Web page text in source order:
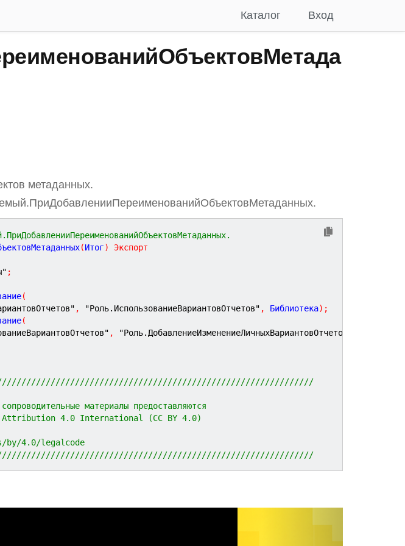
Вход
Каталог
метаданных.
(Итог) Экспорт
;
(
, "Роль.ИспользованиеВариантовОтчетов" , Библиотека) ;
(
, "Роль.ДобавлениеИзменениеЛичныхВариантовОтчетов"
материалы предоставляются
Attribution 4.0 International (CC BY 4.0)
by/4.0/legalcode